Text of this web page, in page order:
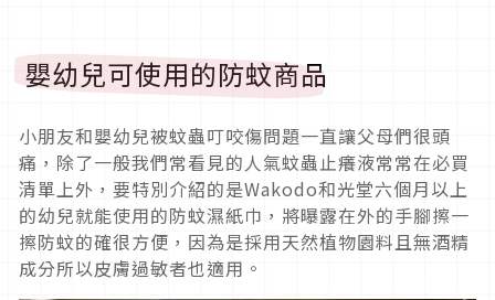
嬰幼兒可使用的防蚊商品
小朋友和嬰幼兒被蚊蟲叮咬傷問題一直讓父母們很頭
痛，除了一般我們常看見的人氣蚊蟲止癢液常常在必買
清單上外，要特別介紹的是Wakodo和光堂六個月以上
的幼兒就能使用的防蚊濕紙巾，將曝露在外的手腳擦一
擦防蚊的確很方便，因為是採用天然植物園料且無酒精
成分所以皮膚過敏者也適用。